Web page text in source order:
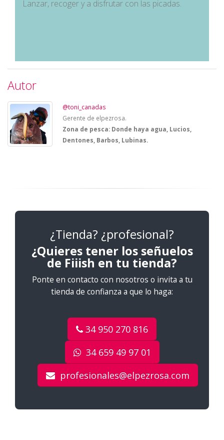
Lanzar, recoger y a disfrutar con las picadas.
Autor
@toni_canadas
Gerente de elpezrosa.
Zona de pesca: Donde haya agua, Lucios,
Dentones, Barbos, Lubinas.
¿Tienda? ¿profesional?
¿Quieres tener los señuelos
de Fiiish en tu tienda?
Ponte en contacto con nosotros o invita a tu
tienda de confianza a que lo haga:
34 950 270 816
34 659 49 97 01
profesionales@elpezrosa.com